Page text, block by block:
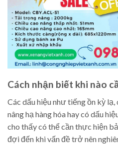
Cách nhận biết khi nào
Các dấu hiệu như tiếng ồn kỳ
nâng hạ hàng hóa hay có dấu
cho thấy có thể cần thực hiện
đợi đến khi vấn đề trở nên